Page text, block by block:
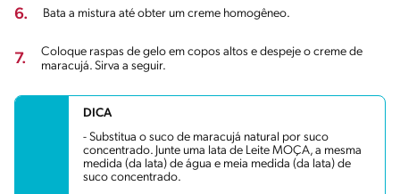
6. Bata a mistura até obter um creme homogêneo.
7.
Coloque raspas de gelo em copos altos e despeje o creme de
maracujá. Sirva a seguir.
DICA
- Substitua o suco de maracujá natural por suco
concentrado. Junte uma lata de Leite MOÇA, a mesma
medida (da lata) de água e meia medida (da lata) de
suco concentrado.